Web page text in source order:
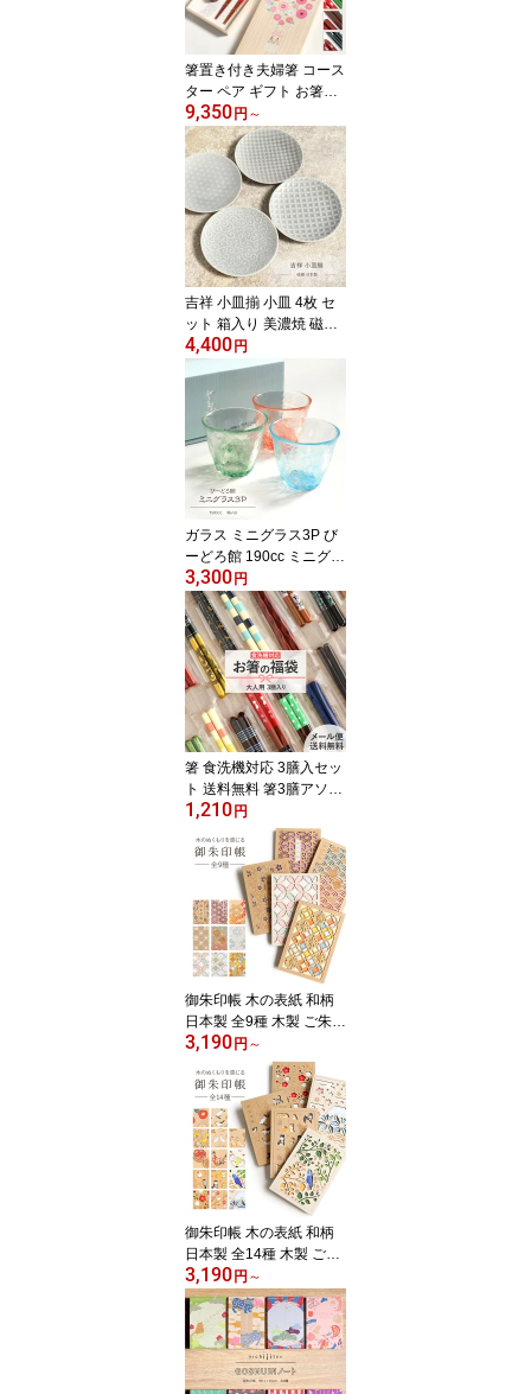
箸置き付き夫婦箸 コース
ター ペア ギフト お箸で
伝えるHappy Wedding
小風呂敷ラッピング 夫婦
箸とペアコースター3種×
小風呂敷4種から選べま
す 結婚祝い ギフトセッ
ト 箸 箸置き付き 兵左衛
門 木のコースター 日本
製 捨てないラッピング
桐箱入り プレゼント お
しゃれ
9,350 円 ～
吉祥 小皿揃 小皿 4枚 セ
ット 箱入り 美濃焼 磁器
日本製 電子レンジ 食洗
機 対応 豆皿 ミニプレー
ト 醤油皿 香の物 薬味 塩
砂糖 菓子 焼き物 モダン
おしゃれ かわいい ティ
ータイム お茶会 贈り物
ギフト プレゼント 箱入
り 有限会社山勝美濃陶苑
【Frap50】
4,400 円
ガラス ミニグラス3P び
ーどろ館 190cc ミニグラ
ス セット グラス 水色 緑
オレンジ 父の日 母の日
敬老 誕生日 ギフト 贈り
物 プレゼント かわいい
おしゃれ 上品 コップ び
いどろ ビードロ お祝い
新築 結婚 引き出物 記念
日 Frap68
3,300 円
箸 食洗機対応 3膳入セッ
ト 送料無料 箸3膳アソー
トセット 日本製 セット
アソート 21cm 23cm 大
人用 箸セット おまかせ
メンズ レディース お得
買い回り 自宅用 業務用
普段使い おしゃれ 和 使
いやすい 持ちやすい ま
とめ買い 合わせ買い 買
い回り
1,210 円
御朱印帳 木の表紙 和柄
日本製 全9種 木製 ご朱印
帳 蛇腹式 CRU-CIAL ク
ルーシャル 花柄 麻の葉
青海波 千鳥 七宝 花菱 カ
ラフル かわいい おしゃ
れ モダン 大人 B6 御朱印
朱印帳 レーザー加工 透
かし彫り プレゼント
3,190 円 ～
御朱印帳 木の表紙 和柄
日本製 全14種 木製 ご朱
印帳 蛇腹式 CRU-CIAL
クルーシャル 猫 ネコ 椿
狐 うさぎ 鶴 鞠 青い鳥 柴
犬 文鳥 富士山 梅 カラフ
ル かわいい おしゃれ モ
ダン 大人 B6 御朱印 朱印
3,190 円 ～